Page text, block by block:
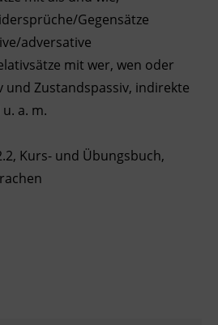
Gegensätze
adversative
mit wer, wen oder
und Zustandspassiv, indirekte
a. m.
Kurs- und Übungsbuch,